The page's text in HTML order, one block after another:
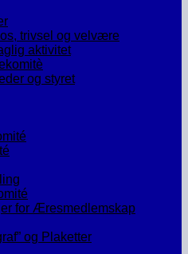
trivsel og velvære
aktivitet
og styret
for Æresmedlemskap
og Plaketter